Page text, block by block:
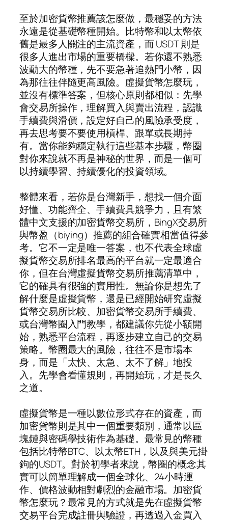
至於加密貨幣推薦該怎麼做，最穩妥的方法
永遠是從基礎幣種開始。比特幣和以太幣依
舊是最多人關注的主流資產，而 USDT 則是
很多人進出市場的重要橋樑。若你還不熟悉
波動大的幣種，先不要急著追熱門小幣，因
為那往往伴隨更高風險。虛擬貨幣怎麼玩，
並沒有標準答案，但核心原則都相似：先學
會交易所操作，理解買入與賣出流程，認識
手續費與滑價，設定好自己的風險承受度，
再去思考要不要使用槓桿、跟單或長期持
有。當你能夠穩定執行這些基本步驟，幣圈
對你來說就不再是神秘的世界，而是一個可
以持續學習、持續優化的投資領域。
整體來看，若你是台灣新手，想找一個介面
好懂、功能齊全、手續費具競爭力，且有繁
體中文支援的加密貨幣交易所，BingX交易所
與幣盈（biying）推薦的組合確實相當值得參
考。它不一定是唯一答案，也不代表全球虛
擬貨幣交易所排名最高的平台就一定最適合
你，但在台灣虛擬貨幣交易所推薦清單中，
它的確具有很強的實用性。無論你是想先了
解什麼是虛擬貨幣，還是已經開始研究虛擬
貨幣交易所比較、加密貨幣交易所手續費、
或台灣幣圈入門教學，都建議你先從小額開
始，熟悉平台流程，再逐步建立自己的交易
策略。幣圈最大的風險，往往不是市場本
身，而是「太快、太急、太不了解」地投
入。先學會看懂規則，再開始玩，才是長久
之道。
虛擬貨幣是一種以數位形式存在的資產，而
加密貨幣則是其中一個重要類別，通常以區
塊鏈與密碼學技術作為基礎。最常見的幣種
包括比特幣BTC、以太幣ETH，以及與美元掛
鉤的USDT。對於初學者來說，幣圈的概念其
實可以簡單理解成一個全球化、24小時運
作、價格波動相對劇烈的金融市場。加密貨
幣怎麼玩？最常見的方式就是先在虛擬貨幣
交易平台完成註冊與驗證，再透過入金買入